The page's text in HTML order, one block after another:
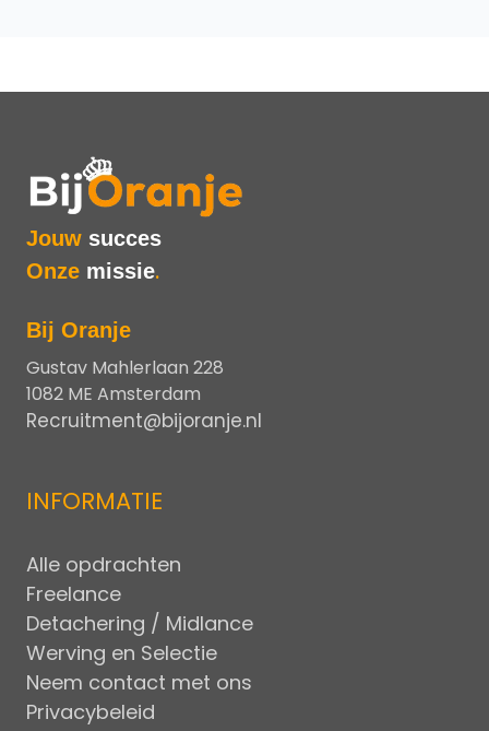
Jouw succes
Onze missie.
Bij Oranje
Gustav Mahlerlaan 228
1082 ME Amsterdam
Recruitment@bijoranje.nl
INFORMATIE
Alle opdrachten
Freelance
Detachering / Midlance
Werving en Selectie
Neem contact met ons
Privacybeleid